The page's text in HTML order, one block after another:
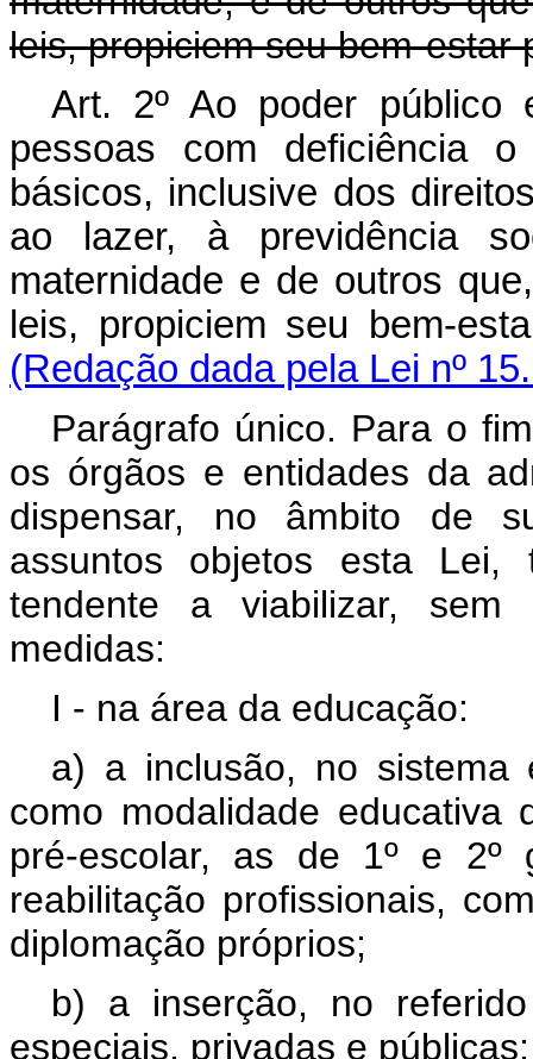
leis, propiciem seu bem-estar
Art. 2º Ao poder público
pessoas com deficiência
básicos, inclusive dos
ao lazer, à previdência
maternidade e de outros
leis, propiciem seu bem-
(Redação dada pela Lei nº
Parágrafo único. Para o
os órgãos e entidades da
dispensar, no âmbito de
assuntos objetos esta Lei,
tendente a viabilizar,
medidas:
I - na área da educação:
a) a inclusão, no sistema
como modalidade educativa
pré-escolar, as de 1º e 2º
reabilitação profissionais,
diplomação próprios;
b) a inserção, no
especiais, privadas e públicas;